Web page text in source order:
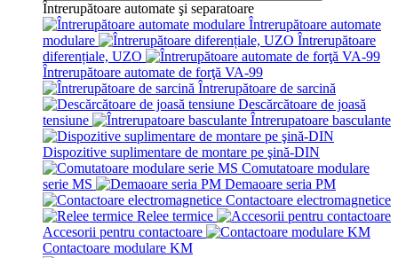
Întrerupătoare automate şi separatoare
Întrerupătoare automate
modulare
Întrerupătoare
diferențiale, UZO
Întrerupătoare automate de forţă VA-99
Întrerupătoare de sarcină
Descărcătoare de joasă
tensiune
Întrerupatoare basculante
Dispozitive suplimentare de montare pe şină-DIN
Comutatoare modulare
serie MS
Demaoare seria PM
Contactoare electromagnetice
Relee termice
Accesorii pentru contactoare
Contactoare modulare KM